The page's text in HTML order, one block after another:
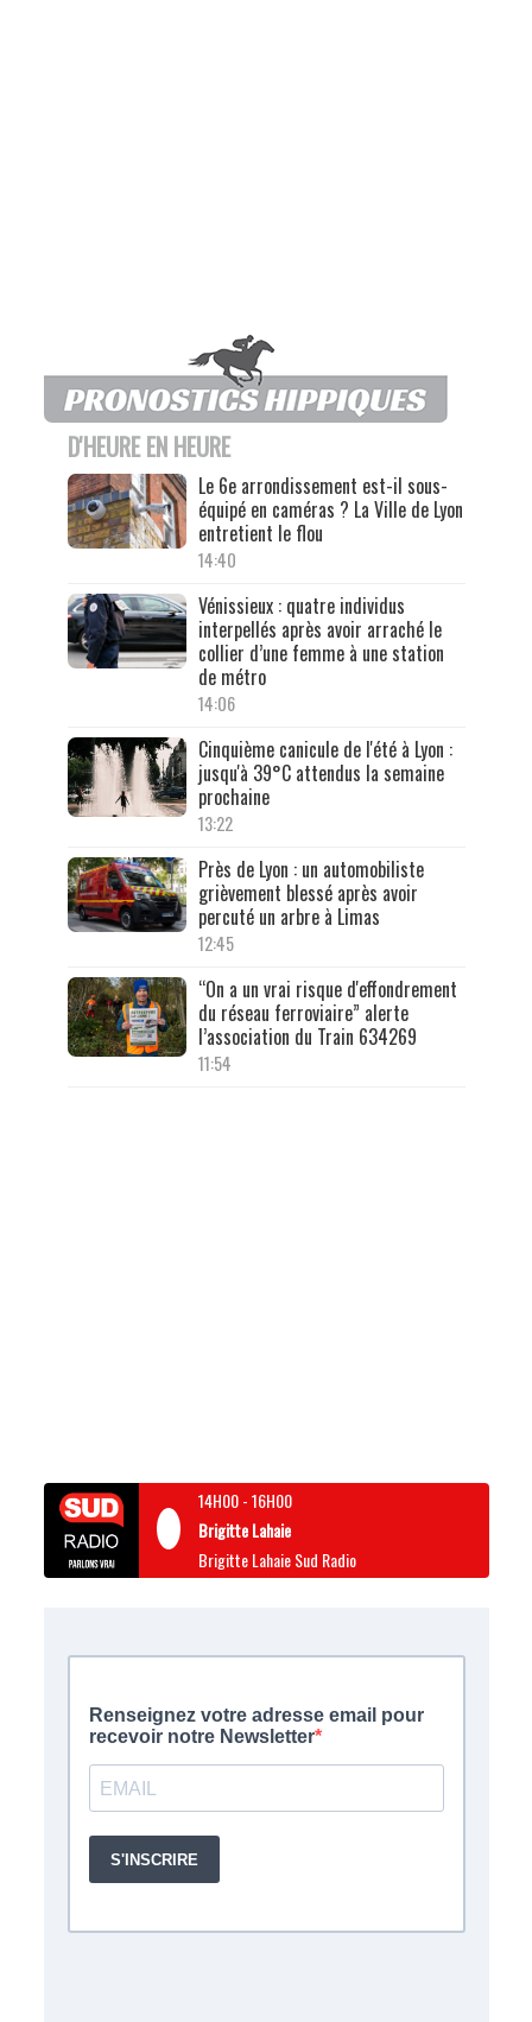
D'HEURE EN HEURE
Le 6e arrondissement est-il sous-
équipé en caméras ? La Ville de Lyon
entretient le flou
14:40
Vénissieux : quatre individus
interpellés après avoir arraché le
collier d’une femme à une station
de métro
14:06
Cinquième canicule de l'été à Lyon :
jusqu'à 39°C attendus la semaine
prochaine
13:22
Près de Lyon : un automobiliste
grièvement blessé après avoir
percuté un arbre à Limas
12:45
“On a un vrai risque d'effondrement
du réseau ferroviaire” alerte
l’association du Train 634269
11:54
14H00-16H00
Brigitte Lahaie
Brigitte Lahaie Sud Radio